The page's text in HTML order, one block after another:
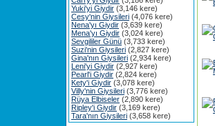
Yuki'yi Giydir (3,146 kere)
Cesy'nin Giysileri (4,076 kere)
Nena'yı Giydir (3,639 kere)
Mena'yı Giydir (3,024 kere)
Sevgililer Günü (3,733 kere)
Suzi'nin Giysileri (2,827 kere)
Gina'nın Giysileri (2,934 kere)
Leni'yi Giydir (2,927 kere)
Pearl'i Giydir (2,824 kere)
Kety'i Giydir (3,078 kere)
Villy'nin Giysileri (3,776 kere)
Rüya Elbiseler (2,890 kere)
Ripley'i Giydir (3,169 kere)
Tara'nın Giysileri (3,658 kere)